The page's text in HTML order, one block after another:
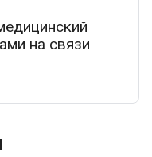
на связи